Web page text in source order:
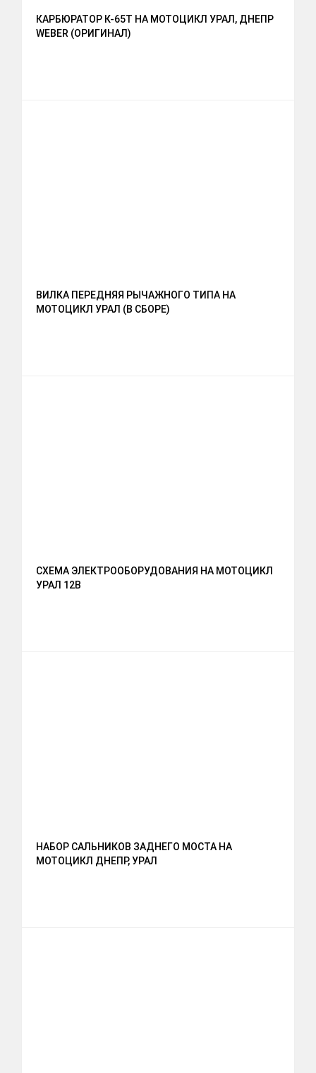
КАРБЮРАТОР К-65Т НА МОТОЦИКЛ УРАЛ, ДНЕПР
WEBER (ОРИГИНАЛ)
ВИЛКА ПЕРЕДНЯЯ РЫЧАЖНОГО ТИПА НА
МОТОЦИКЛ УРАЛ (В СБОРЕ)
СХЕМА ЭЛЕКТРООБОРУДОВАНИЯ НА МОТОЦИКЛ
УРАЛ 12В
НАБОР САЛЬНИКОВ ЗАДНЕГО МОСТА НА
МОТОЦИКЛ ДНЕПР, УРАЛ